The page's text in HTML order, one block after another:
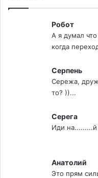
Робот
А я думал
когда
Серпень
Сережа,
то? ))...
Серега
Иди на.........й
Анатолий
Это прям